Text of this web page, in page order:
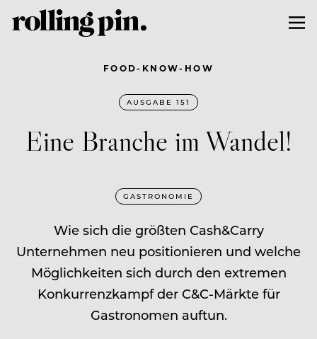
FOOD-KNOW-HOW
AUSGABE 151
Eine Branche im Wandel!
GASTRONOMIE
Wie sich die größten Cash&Carry
Unternehmen neu positionieren und welche
Möglichkeiten sich durch den extremen
Konkurrenzkampf der C&C-Märkte für
Gastronomen auftun.